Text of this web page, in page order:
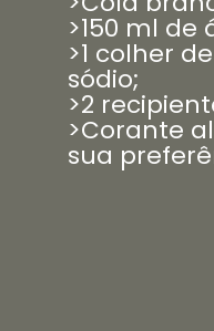
>150 ml
>1 colher
sódio;
>2
>Corante
sua